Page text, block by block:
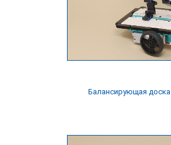
Балансирующая доска